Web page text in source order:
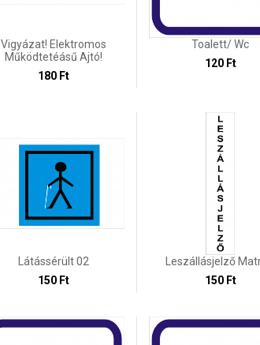
Vigyázat! Elektromos
Működtetéásű Ajtó!
180 Ft
Toalett/ Wc
120 Ft
Látássérült 02
150 Ft
Leszállásjelző
150 Ft